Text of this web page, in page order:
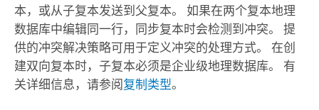
本，或从子复本发送到父复本。 如果在两个复本地理
数据库中编辑同一行，同步复本时会检测到冲突。 提
供的冲突解决策略可用于定义冲突的处理方式。 在创
建双向复本时，子复本必须是企业级地理数据库。 有
关详细信息，请参阅复制类型。